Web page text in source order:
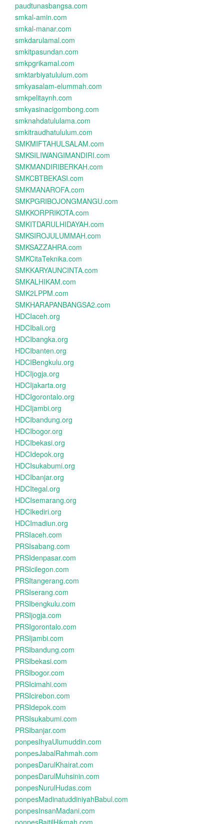
paudtunasbangsa.com
smkal-amin.com
smkal-manar.com
smkdarulamal.com
smkitpasundan.com
smkpgrikamal.com
smktarbiyatululum.com
smkyasalam-elummah.com
smkpelitaynh.com
smkyasinacigombong.com
smknahdatululama.com
smkitraudhatululum.com
SMKMIFTAHULSALAM.com
SMKSILIWANGIMANDIRI.com
SMKMANDIRIBERKAH.com
SMKCBTBEKASI.com
SMKMANAROFA.com
SMKPGRIBOJONGMANGU.com
SMKKORPRIKOTA.com
SMKITDARULHIDAYAH.com
SMKSIROJULUMMAH.com
SMKSAZZAHRA.com
SMKCitaTeknika.com
SMKKARYAUNCINTA.com
SMKALHIKAM.com
SMK2LPPM.com
SMKHARAPANBANGSA2.com
HDCIaceh.org
HDCIbali.org
HDCIbangka.org
HDCIbanten.org
HDCIBengkulu.org
HDCIjogja.org
HDCIjakarta.org
HDCIgorontalo.org
HDCIjambi.org
HDCIbandung.org
HDCIbogor.org
HDCIbekasi.org
HDCIdepok.org
HDCIsukabumi.org
HDCIbanjar.org
HDCItegal.org
HDCIsemarang.org
HDCIkediri.org
HDCImadiun.org
PRSIaceh.com
PRSIsabang.com
PRSIdenpasar.com
PRSIcilegon.com
PRSItangerang.com
PRSIserang.com
PRSIbengkulu.com
PRSIjogja.com
PRSIgorontalo.com
PRSIjambi.com
PRSIbandung.com
PRSIbekasi.com
PRSIbogor.com
PRSIcimahi.com
PRSIcirebon.com
PRSIdepok.com
PRSIsukabumi.com
PRSIbanjar.com
ponpesIhyaUlumuddin.com
ponpesJabalRahmah.com
ponpesDarulKhairat.com
ponpesDarulMuhsinin.com
ponpesNurulHudas.com
ponpesMadinatuddiniyahBabul.com
ponpesInsanMadani.com
ponpesBaitilHikmah.com